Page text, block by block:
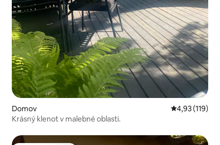
Domov Průměrné
4,93 (119)
Krásný klenot v malebné oblasti.